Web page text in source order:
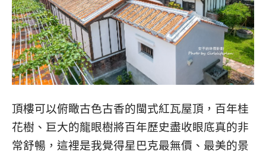
頂樓可以俯瞰古色古香的閩式紅瓦屋頂，百年桂
花樹、巨大的龍眼樹將百年歷史盡收眼底真的非
常舒暢，這裡是我覺得星巴克最無價、最美的景